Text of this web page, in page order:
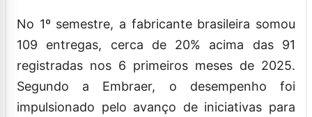
No 1º semestre, a fabricante brasileira somou
109 entregas, cerca de 20% acima das 91
registradas nos 6 primeiros meses de 2025.
Segundo a Embraer, o desempenho foi
impulsionado pelo avanço de iniciativas para